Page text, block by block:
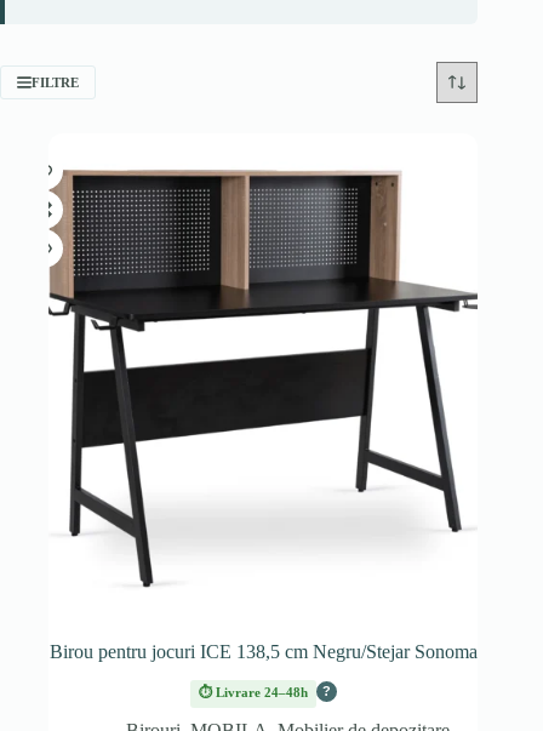
FILTRE
Birou pentru jocuri ICE 138,5 cm Negru/Stejar Sonoma
⏱ Livrare 24–48h ?